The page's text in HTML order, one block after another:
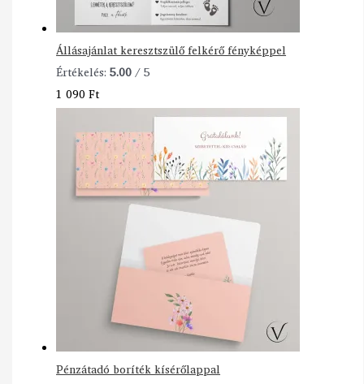
Állásajánlat keresztszülő felkérő fényképpel
Értékelés:5.00/ 5
1 090Ft
Pénzátadó boríték kísérőlappal